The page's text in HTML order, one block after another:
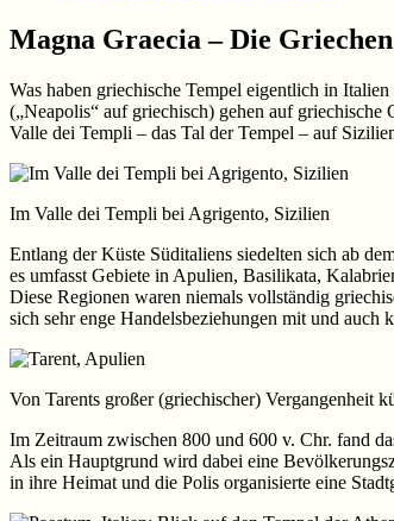
Magna Graecia – Die
Was haben griechische Tempel eigentlich in
(„Neapolis“ auf griechisch) gehen auf
Valle dei Templi – das Tal der Tempel – auf
Im Valle dei Templi bei Agrigento, Sizilien
Entlang der Küste Süditaliens siedelten sich ab
es umfasst Gebiete in Apulien, Basilikata,
Diese Regionen waren niemals vollständig
sich sehr enge Handelsbeziehungen mit und auch
Von Tarents großer (griechischer) Vergangenheit
Im Zeitraum zwischen 800 und 600 v. Chr. fand
Als ein Hauptgrund wird dabei eine
in ihre Heimat und die Polis organisierte eine